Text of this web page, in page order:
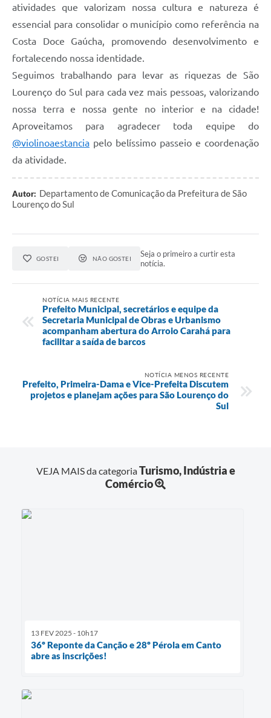
atividades que valorizam nossa cultura e natureza é
essencial para consolidar o município como referência na
Costa Doce Gaúcha, promovendo desenvolvimento e
fortalecendo nossa identidade.
Seguimos trabalhando para levar as riquezas de São
Lourenço do Sul para cada vez mais pessoas, valorizando
nossa terra e nossa gente no interior e na cidade!
Aproveitamos para agradecer toda equipe do
@violinoaestancia pelo belíssimo passeio e coordenação
da atividade.
Autor: Departamento de Comunicação da Prefeitura de São
Lourenço do Sul
GOSTEI NÃO GOSTEI
Seja o primeiro a curtir esta
notícia.
NOTÍCIA MAIS RECENTE
Prefeito Municipal, secretários e equipe da
Secretaria Municipal de Obras e Urbanismo
acompanham abertura do Arroio Carahá para
facilitar a saída de barcos
NOTÍCIA MENOS RECENTE
Prefeito, Primeira-Dama e Vice-Prefeita Discutem
projetos e planejam ações para São Lourenço do
Sul
VEJA MAIS da categoriaTurismo, Indústria e
Comércio
13 FEV 2025 - 10h17
36º Reponte da Canção e 28º Pérola em Canto
abre as inscrições!